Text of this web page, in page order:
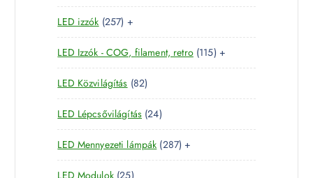
k
m
k
e
m
é
k
3
e
r
m
é
k
LED izzók 2572
5
7
t
e
r
m
é
k
+
LED Izzók - COG, filament, retro 1151
1
t
r
é
+
LED Közvilágítás 828
2
t
e
r
m
LED Lépcsővilágítás 242
4
t
e
LED Mennyezeti lámpák 2872
8
+
LED Modulok 252